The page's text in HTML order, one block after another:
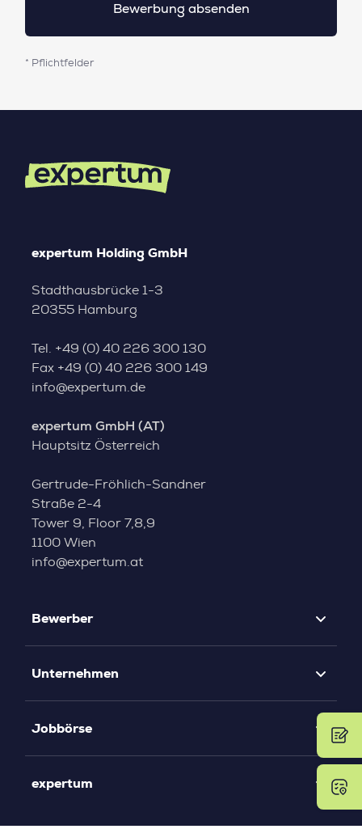
* Pflichtfelder
expertum Holding GmbH
Stadthausbrücke 1-3
20355 Hamburg
Tel. +49 (0) 40 226 300 130
Fax +49 (0) 40 226 300 149
info@expertum.de
expertum GmbH (AT)
Hauptsitz Österreich
Gertrude-Fröhlich-Sandner
Straße 2-4
Tower 9, Floor 7,8,9
1100 Wien
info@expertum.at
Bewerber
Unternehmen
Jobbörse
expertum